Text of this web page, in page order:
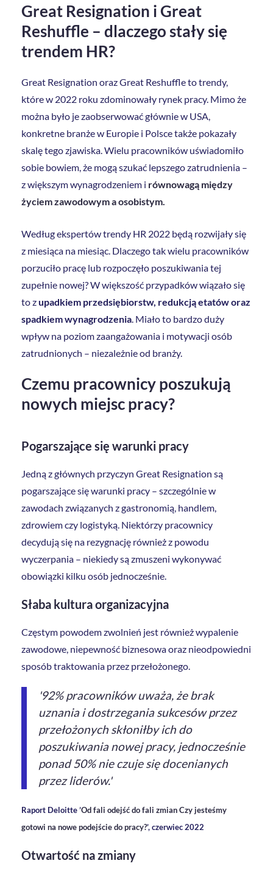
Great Resignation i Great
Reshuffle – dlaczego stały się
trendem HR?
Great Resignation oraz Great Reshuffle to trendy,
które w 2022 roku zdominowały rynek pracy. Mimo że
można było je zaobserwować głównie w USA,
konkretne branże w Europie i Polsce także pokazały
skalę tego zjawiska. Wielu pracowników uświadomiło
sobie bowiem, że mogą szukać lepszego zatrudnienia –
z większym wynagrodzeniem i równowagą między
życiem zawodowym a osobistym.
Według ekspertów trendy HR 2022 będą rozwijały się
z miesiąca na miesiąc. Dlaczego tak wielu pracowników
porzuciło pracę lub rozpoczęło poszukiwania tej
zupełnie nowej? W większość przypadków wiązało się
to zupadkiem przedsiębiorstw, redukcją etatów oraz
spadkiem wynagrodzenia. Miało to bardzo duży
wpływ na poziom zaangażowania i motywacji osób
zatrudnionych – niezależnie od branży.
Czemu pracownicy poszukują
nowych miejsc pracy?
Pogarszające się warunki pracy
Jedną z głównych przyczyn Great Resignation są
pogarszające się warunki pracy – szczególnie w
zawodach związanych z gastronomią, handlem,
zdrowiem czy logistyką. Niektórzy pracownicy
decydują się na rezygnację również z powodu
wyczerpania – niekiedy są zmuszeni wykonywać
obowiązki kilku osób jednocześnie.
Słaba kultura organizacyjna
Częstym powodem zwolnień jest również wypalenie
zawodowe, niepewność biznesowa oraz nieodpowiedni
sposób traktowania przez przełożonego.
'92% pracowników uważa, że brak
uznania i dostrzegania sukcesów przez
przełożonych skłoniłby ich do
poszukiwania nowej pracy, jednocześnie
ponad 50% nie czuje się docenianych
przez liderów.'
Raport Deloitte ’Od fali odejść do fali zmian Czy jesteśmy
gotowi na nowe podejście do pracy?’, czerwiec 2022
Otwartość na zmiany